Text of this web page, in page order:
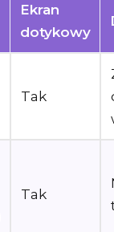
Ekran
dotykowy
Tak
Tak